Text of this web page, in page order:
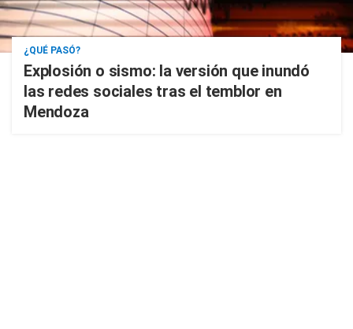
¿QUÉ PASÓ?
Explosión o sismo: la versión que inundó
las redes sociales tras el temblor en
Mendoza